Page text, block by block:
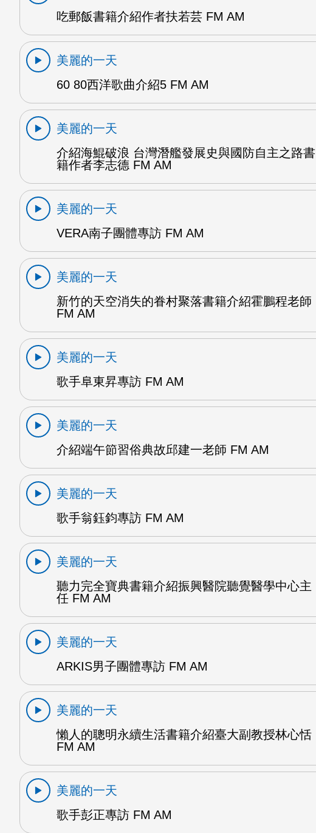
吃郵飯書籍介紹作者扶若芸 FM AM
美麗的一天
60 80西洋歌曲介紹5 FM AM
美麗的一天
介紹海鯤破浪 台灣潛艦發展史與國防自主之路書
籍作者李志德 FM AM
美麗的一天
VERA南子團體專訪 FM AM
美麗的一天
新竹的天空消失的眷村聚落書籍介紹霍鵬程老師
FM AM
美麗的一天
歌手阜東昇專訪 FM AM
美麗的一天
介紹端午節習俗典故邱建一老師 FM AM
美麗的一天
歌手翁鈺鈞專訪 FM AM
美麗的一天
聽力完全寶典書籍介紹振興醫院聽覺醫學中心主
任 FM AM
美麗的一天
ARKIS男子團體專訪 FM AM
美麗的一天
懶人的聰明永續生活書籍介紹臺大副教授林心恬
FM AM
美麗的一天
歌手彭正專訪 FM AM